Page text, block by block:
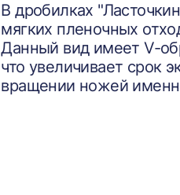
В дробилках
мягких пленочных
Данный вид имеет V-
что увеличивает срок
вращении ножей